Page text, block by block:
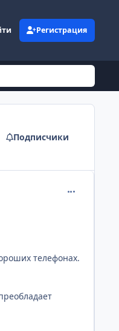
Регистрация
Подписчики
телефонах.